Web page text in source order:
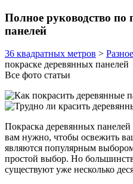
Полное руководство по
панелей
36 квадратных метров > Разное
покраске деревянных панелей
Все фото статьи
Покраска деревянных
вам нужно, чтобы освежить
являются популярным
простой выбор. Но
существуют уже несколько